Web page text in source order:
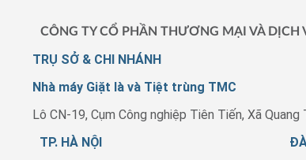
CÔNG TY CỔ PHẦN THƯƠNG MẠI VÀ DỊCH
TRỤ SỞ & CHI NHÁNH
Nhà máy Giặt là và Tiệt trùng TMC
Lô CN-19, Cụm Công nghiệp Tiên Tiến, Xã
TP. HÀ NỘI